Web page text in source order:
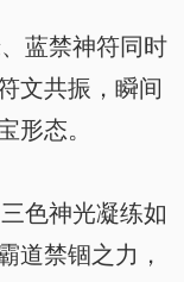
蓝禁神符同时
文共振，瞬间
形态。
色神光凝练如
道禁锢之力，